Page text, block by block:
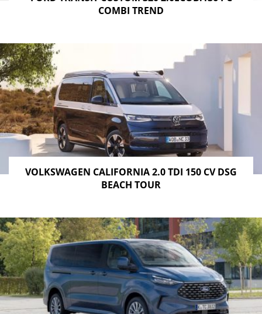
COMBI TREND
VOLKSWAGEN CALIFORNIA 2.0 TDI 150 CV DSG
BEACH TOUR